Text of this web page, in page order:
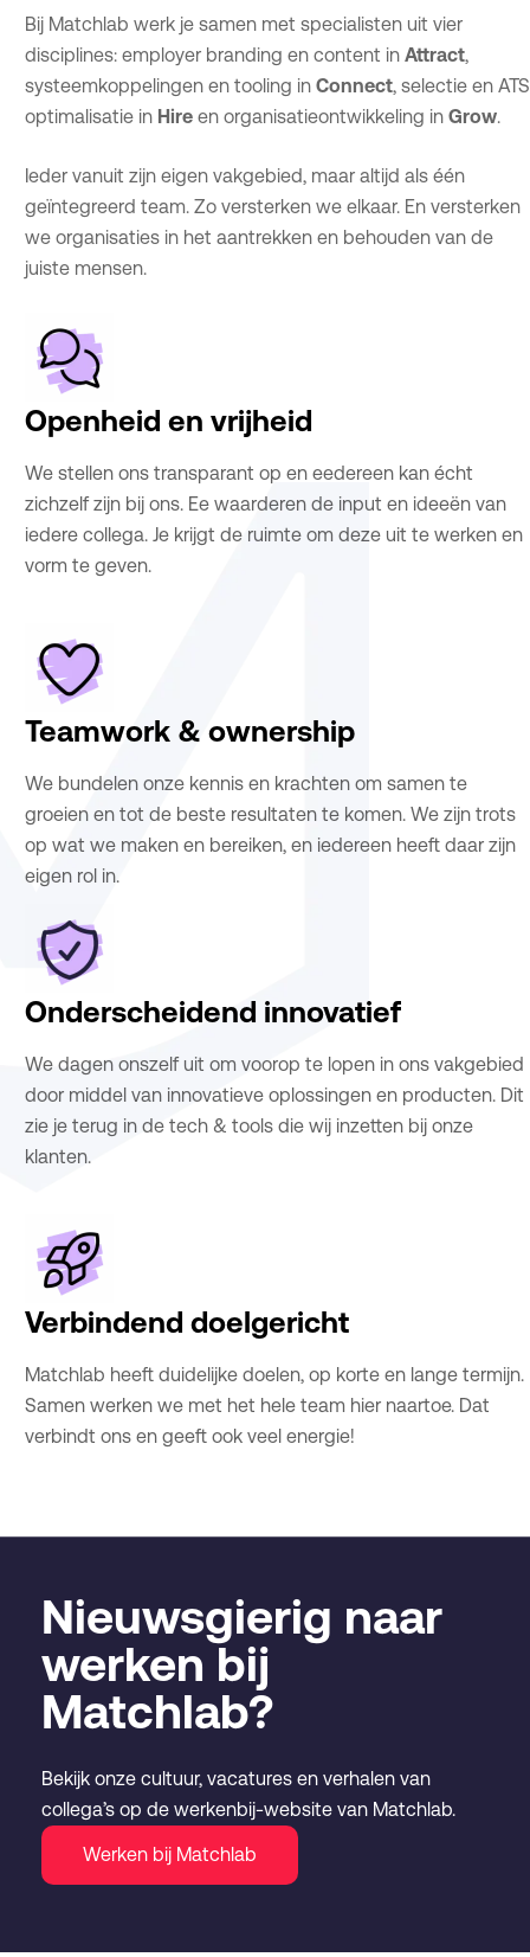
Bij Matchlab werk je samen met specialisten uit vier
disciplines: employer branding encontent inAttract,
systeemkoppelingen en tooling inConnect, selectie en ATS
optimalisatie in Hire en organisatieontwikkeling inGrow.
Ieder vanuit zijn eigen vakgebied, maar altijd alséén
geïntegreerd team.Zo versterken we elkaar. En versterken
we organisaties in het aantrekken en behouden van de
juiste mensen.
Openheid en vrijheid
We stellen ons transparant op en eedereen kan écht
zichzelf zijn bij ons. Ee waarderen de input en ideeën van
iedere collega. Je krijgt de ruimte om deze uit te werken en
vorm te geven.
Teamwork & ownership
We bundelen onze kennis en krachten om samen te
groeien en tot de beste resultaten te komen. We zijn trots
op wat we maken en bereiken, en iedereen heeft daar zijn
eigen rol in.
Onderscheidend innovatief
We dagen onszelf uit om voorop te lopen in ons vakgebied
door middel van innovatieve oplossingen en producten. Dit
zie je terug in de tech & tools die wij inzetten bij onze
klanten.
Verbindend doelgericht
Matchlab heeft duidelijke doelen, op korte en lange termijn.
Samen werken we met het hele team hier naartoe. Dat
verbindt ons en geeft ook veel energie!
Nieuwsgierig naar
werken bij
Matchlab?
Bekijk onze cultuur, vacatures en verhalen van
collega’s op de werkenbij-website van Matchlab.
Werken bij Matchlab